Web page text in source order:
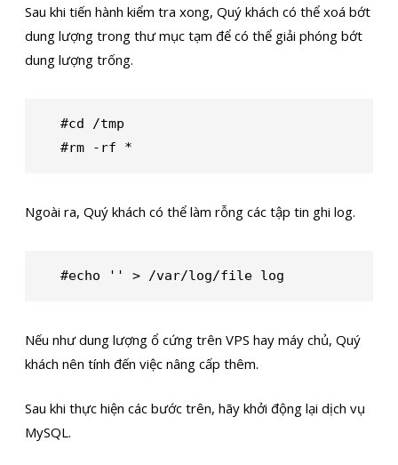
Sau khi tiến hành kiểm tra xong, Quý khách có thể xoá bớt
dung lượng trong thư mục tạm để có thể giải phóng bớt
dung lượng trống.
#cd /tmp
#rm -rf *
Ngoài ra, Quý khách có thể làm rỗng các tập tin ghi log.
#echo '' > /var/log/file log
Nếu như dung lượng ổ cứng trên VPS hay máy chủ, Quý
khách nên tính đến việc nâng cấp thêm.
Sau khi thực hiện các bước trên, hãy khởi động lại dịch vụ
MySQL.